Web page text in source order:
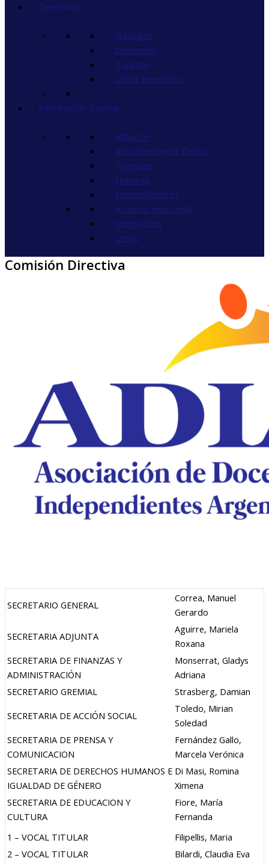
Beneficios
Subsidios
Convenios
Turismo
Otros Beneficios
Información General
Afiliación
Actualización de Datos
Trámites
Haberes
Nomencladores
Ascenso Horizontal
Normativas
Otros
Comisión Directiva
SECRETARIO GENERAL
Correa, Manuel
Gerardo
SECRETARIA ADJUNTA
Aguirre, Mariela
Roxana
SECRETARIA DE FINANZAS Y
ADMINISTRACIÓN
Monserrat, Gladys
Adriana
SECRETARIO GREMIAL
Strasberg, Damian
SECRETARIA DE ACCIÓN SOCIAL
Toledo, Mirian
Soledad
SECRETARIA DE PRENSA Y
COMUNICACION
Fernández Gallo,
Marcela Verónica
SECRETARIA DE DERECHOS HUMANOS E
IGUALDAD DE GÉNERO
Di Masi, Romina
Ximena
SECRETARIA DE EDUCACION Y
CULTURA
Fiore, María
Fernanda
1 – VOCAL TITULAR
Filipellis, Maria
2 – VOCAL TITULAR
Bilardi, Claudia Eva